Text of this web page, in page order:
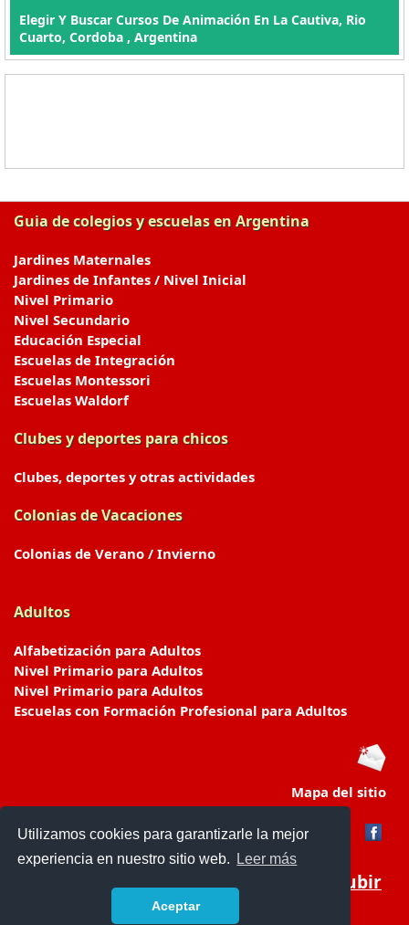
Utilizamos cookies para garantizarle la mejor
experiencia en nuestro sitio web.
Leer más
Aceptar
Elegir Y Buscar Cursos De Animación En La Cautiva, Rio
Cuarto, Cordoba , Argentina
Guia de colegios y escuelas en Argentina
Jardines Maternales
Jardines de Infantes / Nivel Inicial
Nivel Primario
Nivel Secundario
Educación Especial
Escuelas de Integración
Escuelas Montessori
Escuelas Waldorf
Clubes y deportes para chicos
Clubes, deportes y otras actividades
Colonias de Vacaciones
Colonias de Verano / Invierno
Adultos
Alfabetización para Adultos
Nivel Primario para Adultos
Nivel Primario para Adultos
Escuelas con Formación Profesional para Adultos
Mapa del sitio
Subir